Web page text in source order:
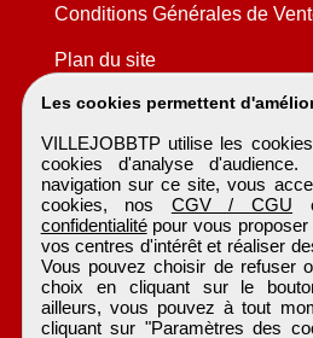
Les cookies permettent
VILLEJOBBTP utilise les
cookies d'analyse
navigation sur ce site, vous
cookies, nos CGV / CGU
confidentialitépour vous
vos centres d'intérêt et réaliser
Vous pouvez choisir de refuser
choix en cliquant sur le
ailleurs, vous pouvez à tout
cliquant sur "Paramètres des
Conditions Générales de
Plan du site